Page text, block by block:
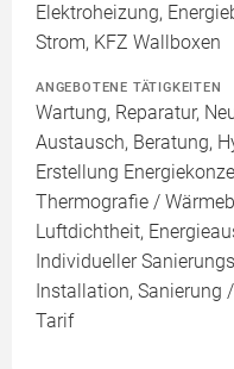
Elektroheizung,
Strom, KFZ Wallboxen
ANGEBOTENE TÄTIGKEITEN
Wartung, Reparatur,
Austausch, Beratung,
Erstellung
Thermografie /
Luftdichtheit,
Individueller
Installation, Sanierung
Tarif